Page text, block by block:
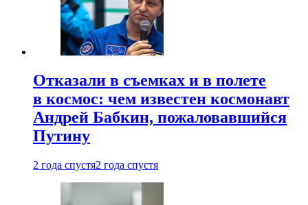
Отказали в съемках и в полете
в космос: чем известен космонавт
Андрей Бабкин, пожаловавшийся
Путину
2 года спустя2 года спустя